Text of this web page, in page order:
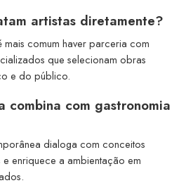
artistas diretamente?
mais comum haver parceria com
que selecionam obras
e do público.
combina com gastronomia
dialoga com conceitos
enriquece a ambientação em